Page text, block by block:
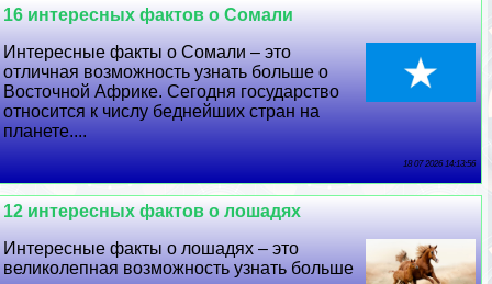
16 интересных фактов о Сомали
Интересные факты о Сомали – это
отличная возможность узнать больше о
Восточной Африке. Сегодня государство
относится к числу беднейших стран на
планете....
18 07 2026 14:13:56
12 интересных фактов о лошадях
Интересные факты о лошадях – это
великолепная возможность узнать больше